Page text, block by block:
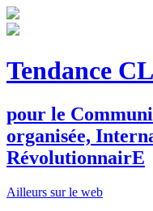
Tendance
pour le C
organisée, I
RévolutionnairE
Ailleurs sur le web